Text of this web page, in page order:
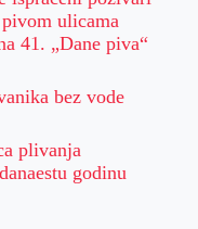
ulicama
41. „Dane piva“
bez vode
plivanja
godinu